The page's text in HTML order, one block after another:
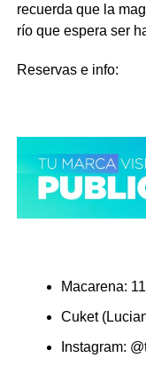
recuerda que la
río que espera ser
Reservas e info:
Macarena:
Cuket
Instagram: